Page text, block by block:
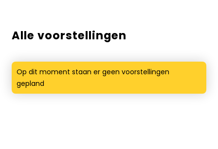
Alle voorstellingen
Op dit moment staan er geen voorstellingen
gepland